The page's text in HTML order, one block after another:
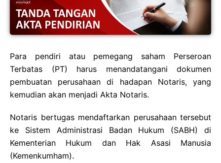
Para pendiri atau pemegang saham Perseroan
Terbatas (PT) harus menandatangani dokumen
pembuatan perusahaan di hadapan Notaris, yang
kemudian akan menjadi Akta Notaris.
Notaris bertugas mendaftarkan perusahaan tersebut
ke Sistem Administrasi Badan Hukum (SABH) di
Kementerian Hukum dan Hak Asasi Manusia
(Kemenkumham).